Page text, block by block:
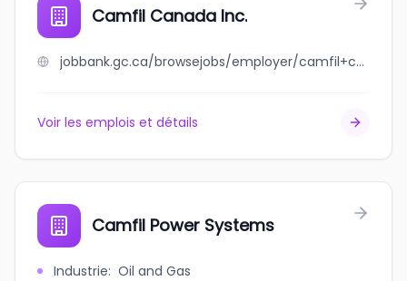
Camfil Canada Inc.
jobbank.gc.ca/browsejobs/employer/camfil+canada+inc./ca
Voir les emplois et détails
Camfil Power Systems
Industrie: Oil and Gas